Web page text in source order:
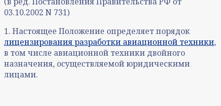
03.10.2002 N 731)
1. Настоящее Положение определяет порядок
лицензирования разработки авиационной техники,
в том числе авиационной техники двойного
назначения, осуществляемой юридическими
лицами.